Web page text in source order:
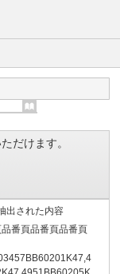
だけます。
出された内容
番頁品番頁品番頁